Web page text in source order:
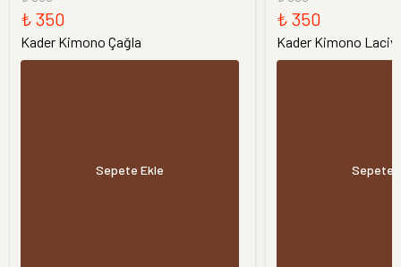
₺ 350
Kader Kimono Çağla
Sepete Ekle
₺ 350
Kader Kimono
Sepete